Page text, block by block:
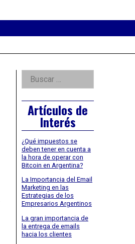
Right
Asides
Buscar:
Artículos de
Interés
¿Qué impuestos se
deben tener en cuenta a
la hora de operar con
Bitcoin en Argentina?
La Importancia del Email
Marketing en las
Estrategias de los
Empresarios Argentinos
La gran importancia de
la entrega de emails
hacia los clientes